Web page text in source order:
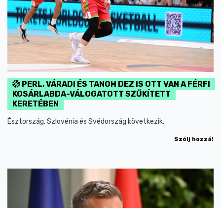
PERL, VÁRADI ÉS TANOH DEZ IS OTT VAN A FÉRFI
KOSÁRLABDA-VÁLOGATOTT SZŰKÍTETT
KERETÉBEN
Észtország, Szlovénia és Svédország következik.
Szólj hozzá!